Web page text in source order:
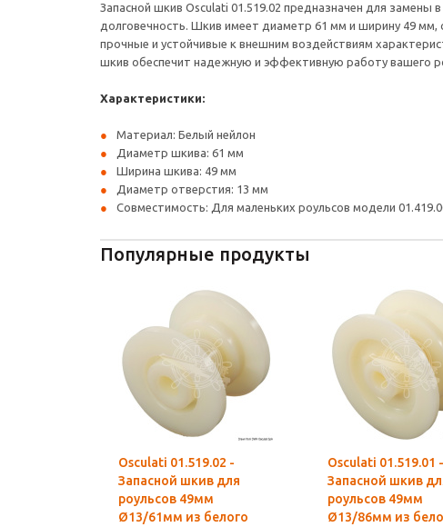
Запасной шкив Osculati 01.519.02 предназначен для замены
долговечность. Шкив имеет диаметр 61 мм и ширину 49 мм,
прочные и устойчивые к внешним воздействиям
шкив обеспечит надежную и эффективную работу вашего
Характеристики:
Материал: Белый нейлон
Диаметр шкива: 61 мм
Ширина шкива: 49 мм
Диаметр отверстия: 13 мм
Совместимость: Для маленьких роульсов модели
Популярные продукты
Osculati 01.519.02 -
Запасной шкив для
роульсов 49мм
Ø13/61мм из белого
Osculati 01.519.01 -
Запасной шкив
роульсов 49мм
Ø13/86мм из